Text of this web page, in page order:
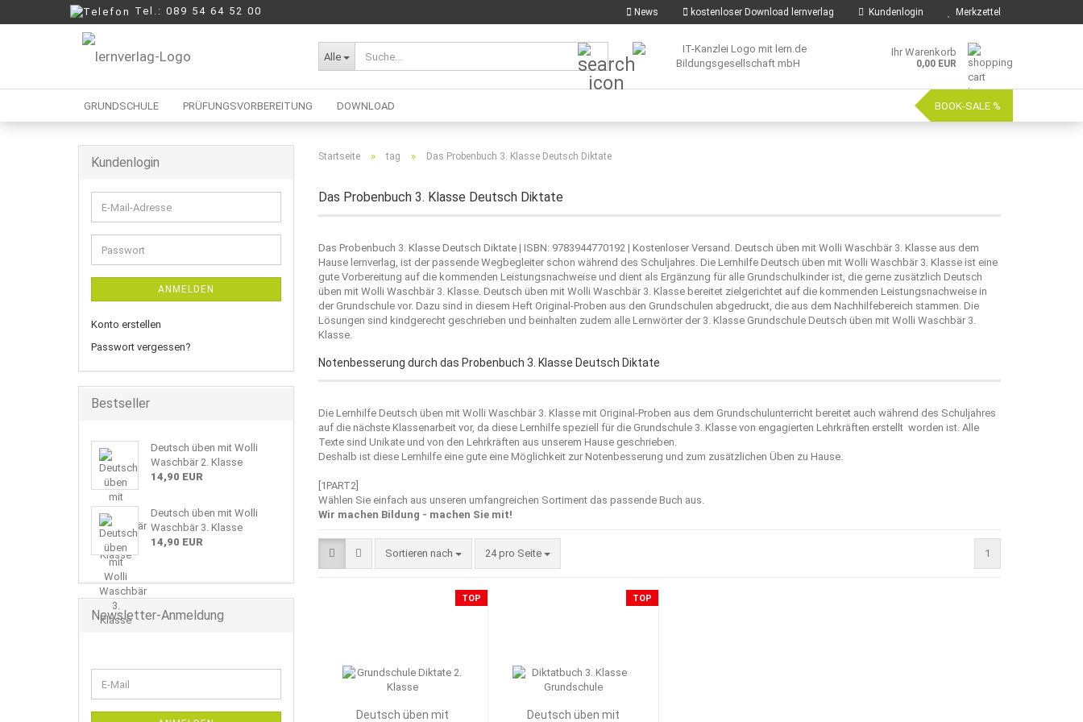
News kostenloser Download lernverlag Kundenlogin Merkzettel
Tel.: 089 54 64 52 00
Alle
Suche... Ihr Warenkorb
0,00 EUR
GRUNDSCHULE PRÜFUNGSVORBEREITUNG
Mittelschule
DOWNLOAD BOOK-SALE %
Startseite » tag » Das Probenbuch 3. Klasse Deutsch Diktate
Das Probenbuch 3. Klasse Deutsch Diktate
Das Probenbuch 3. Klasse Deutsch Diktate | ISBN: 9783944770192 | Kostenloser Versand. Deutsch üben mit Wolli Waschbär 3. Klasse aus dem
Hause lernverlag, ist der passende Wegbegleiter schon während des Schuljahres. Die Lernhilfe Deutsch üben mit Wolli Waschbär 3. Klasse ist eine
gute Vorbereitung auf die kommenden Leistungsnachweise und dient als Ergänzung für alle Grundschulkinder ist, die gerne zusätzlich Deutsch
üben mit Wolli Waschbär 3. Klasse. Deutsch üben mit Wolli Waschbär 3. Klasse bereitet zielgerichtet auf die kommenden Leistungsnachweise in
der Grundschule vor. Dazu sind in diesem Heft Original-Proben aus den Grundschulen abgedruckt, die aus dem Nachhilfebereich stammen. Die
Lösungen sind kindgerecht geschrieben und beinhalten zudem alle Lernwörter der 3. Klasse Grundschule Deutsch üben mit Wolli Waschbär 3.
Klasse.
Notenbesserung durch das Probenbuch 3. Klasse Deutsch Diktate
Die Lernhilfe Deutsch üben mit Wolli Waschbär 3. Klasse mit Original-Proben aus dem Grundschulunterricht bereitet auch während des Schuljahres
auf die nächste Klassenarbeit vor, da diese Lernhilfe speziell für die Grundschule 3. Klasse von engagierten Lehrkräften erstellt worden ist. Alle
Texte sind Unikate und von den Lehrkräften aus unserem Hause geschrieben.
Deshalb ist diese Lernhilfe eine gute eine Möglichkeit zur Notenbesserung und zum zusätzlichen Üben zu Hause.
[1PART2]
Wählen Sie einfach aus unseren umfangreichen Sortiment das passende Buch aus.
Wir machen Bildung - machen Sie mit!
Sortieren nach
Sortieren nach 24 pro Seite
pro Seite 1
TOP
Deutsch üben mit
TOP
Deutsch üben mit
Kundenlogin
E-
Mail-
Adresse
Passwort
ANMELDEN
Konto erstellen
Passwort vergessen?
Bestseller
Deutsch üben mit Wolli
Waschbär 2. Klasse
14,90 EUR
Deutsch üben mit Wolli
Waschbär 3. Klasse
14,90 EUR
Newsletter-Anmeldung
ZUR
E-
Mail